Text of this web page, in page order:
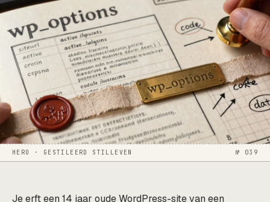
HERO · GESTILEERD STILLEVEN № 039
Je erft een 14 jaar oude WordPress-site van een